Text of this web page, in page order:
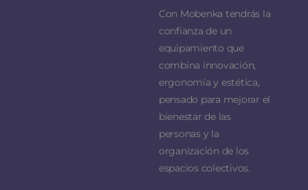
Con Mobenka tendrás la
confianza de un
equipamiento que
combina innovación,
ergonomía y estética,
pensado para mejorar el
bienestar de las
personas y la
organización de los
espacios colectivos.